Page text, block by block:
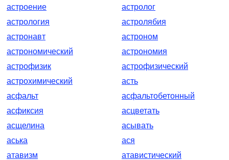
астроение
астролог
астрология
астролябия
астронавт
астроном
астрономический
астрономия
астрофизик
астрофизический
астрохимический
асть
асфальт
асфальтобетонный
асфиксия
асцветать
асщелина
асывать
аська
ася
атавизм
атавистический